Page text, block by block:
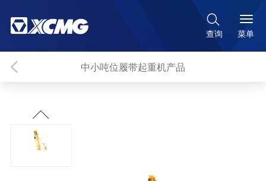

查询 菜单
中小吨位履带起重机产品
